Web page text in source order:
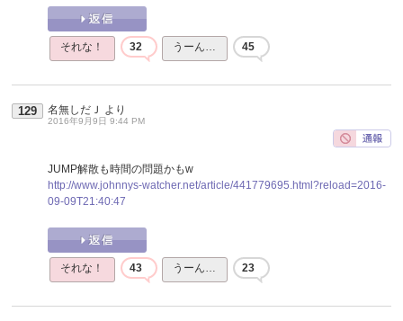
それな！ 32 うーん… 45
129 名無しだＪ より
2016年9月9日 9:44 PM
JUMP解散も時間の問題かもw
http://www.johnnys-watcher.net/article/441779695.html?reload=2016-
09-09T21:40:47
それな！ 43 うーん… 23